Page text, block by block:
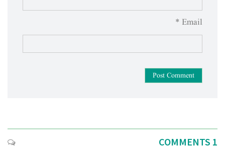
Email *
Post Comment
1 COMMENTS